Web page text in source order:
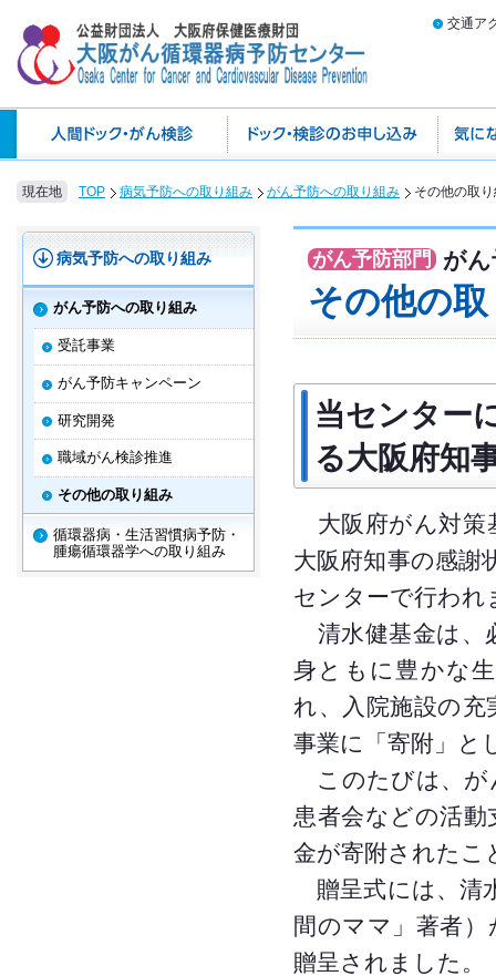
交通ア
現在地 TOP 病気予防への取り組み がん予防への取り組み その他の取
がん予防部門 が
その他の
当センター
る大阪府知
大阪府がん対策
大阪府知事の感謝
センターで行われ
清水健基金は、
身ともに豊かな
れ、入院施設の
事業に「寄附」と
このたびは、が
患者会などの活
金が寄附されたこ
贈呈式には、清
間のママ」著者
贈呈されました。
病気予防への取り組み
がん予防への取り組み
受託事業
がん予防キャンペーン
研究開発
職域がん検診推進
その他の取り組み
循環器病・生活習慣病予防・
腫瘍循環器学への取り組み